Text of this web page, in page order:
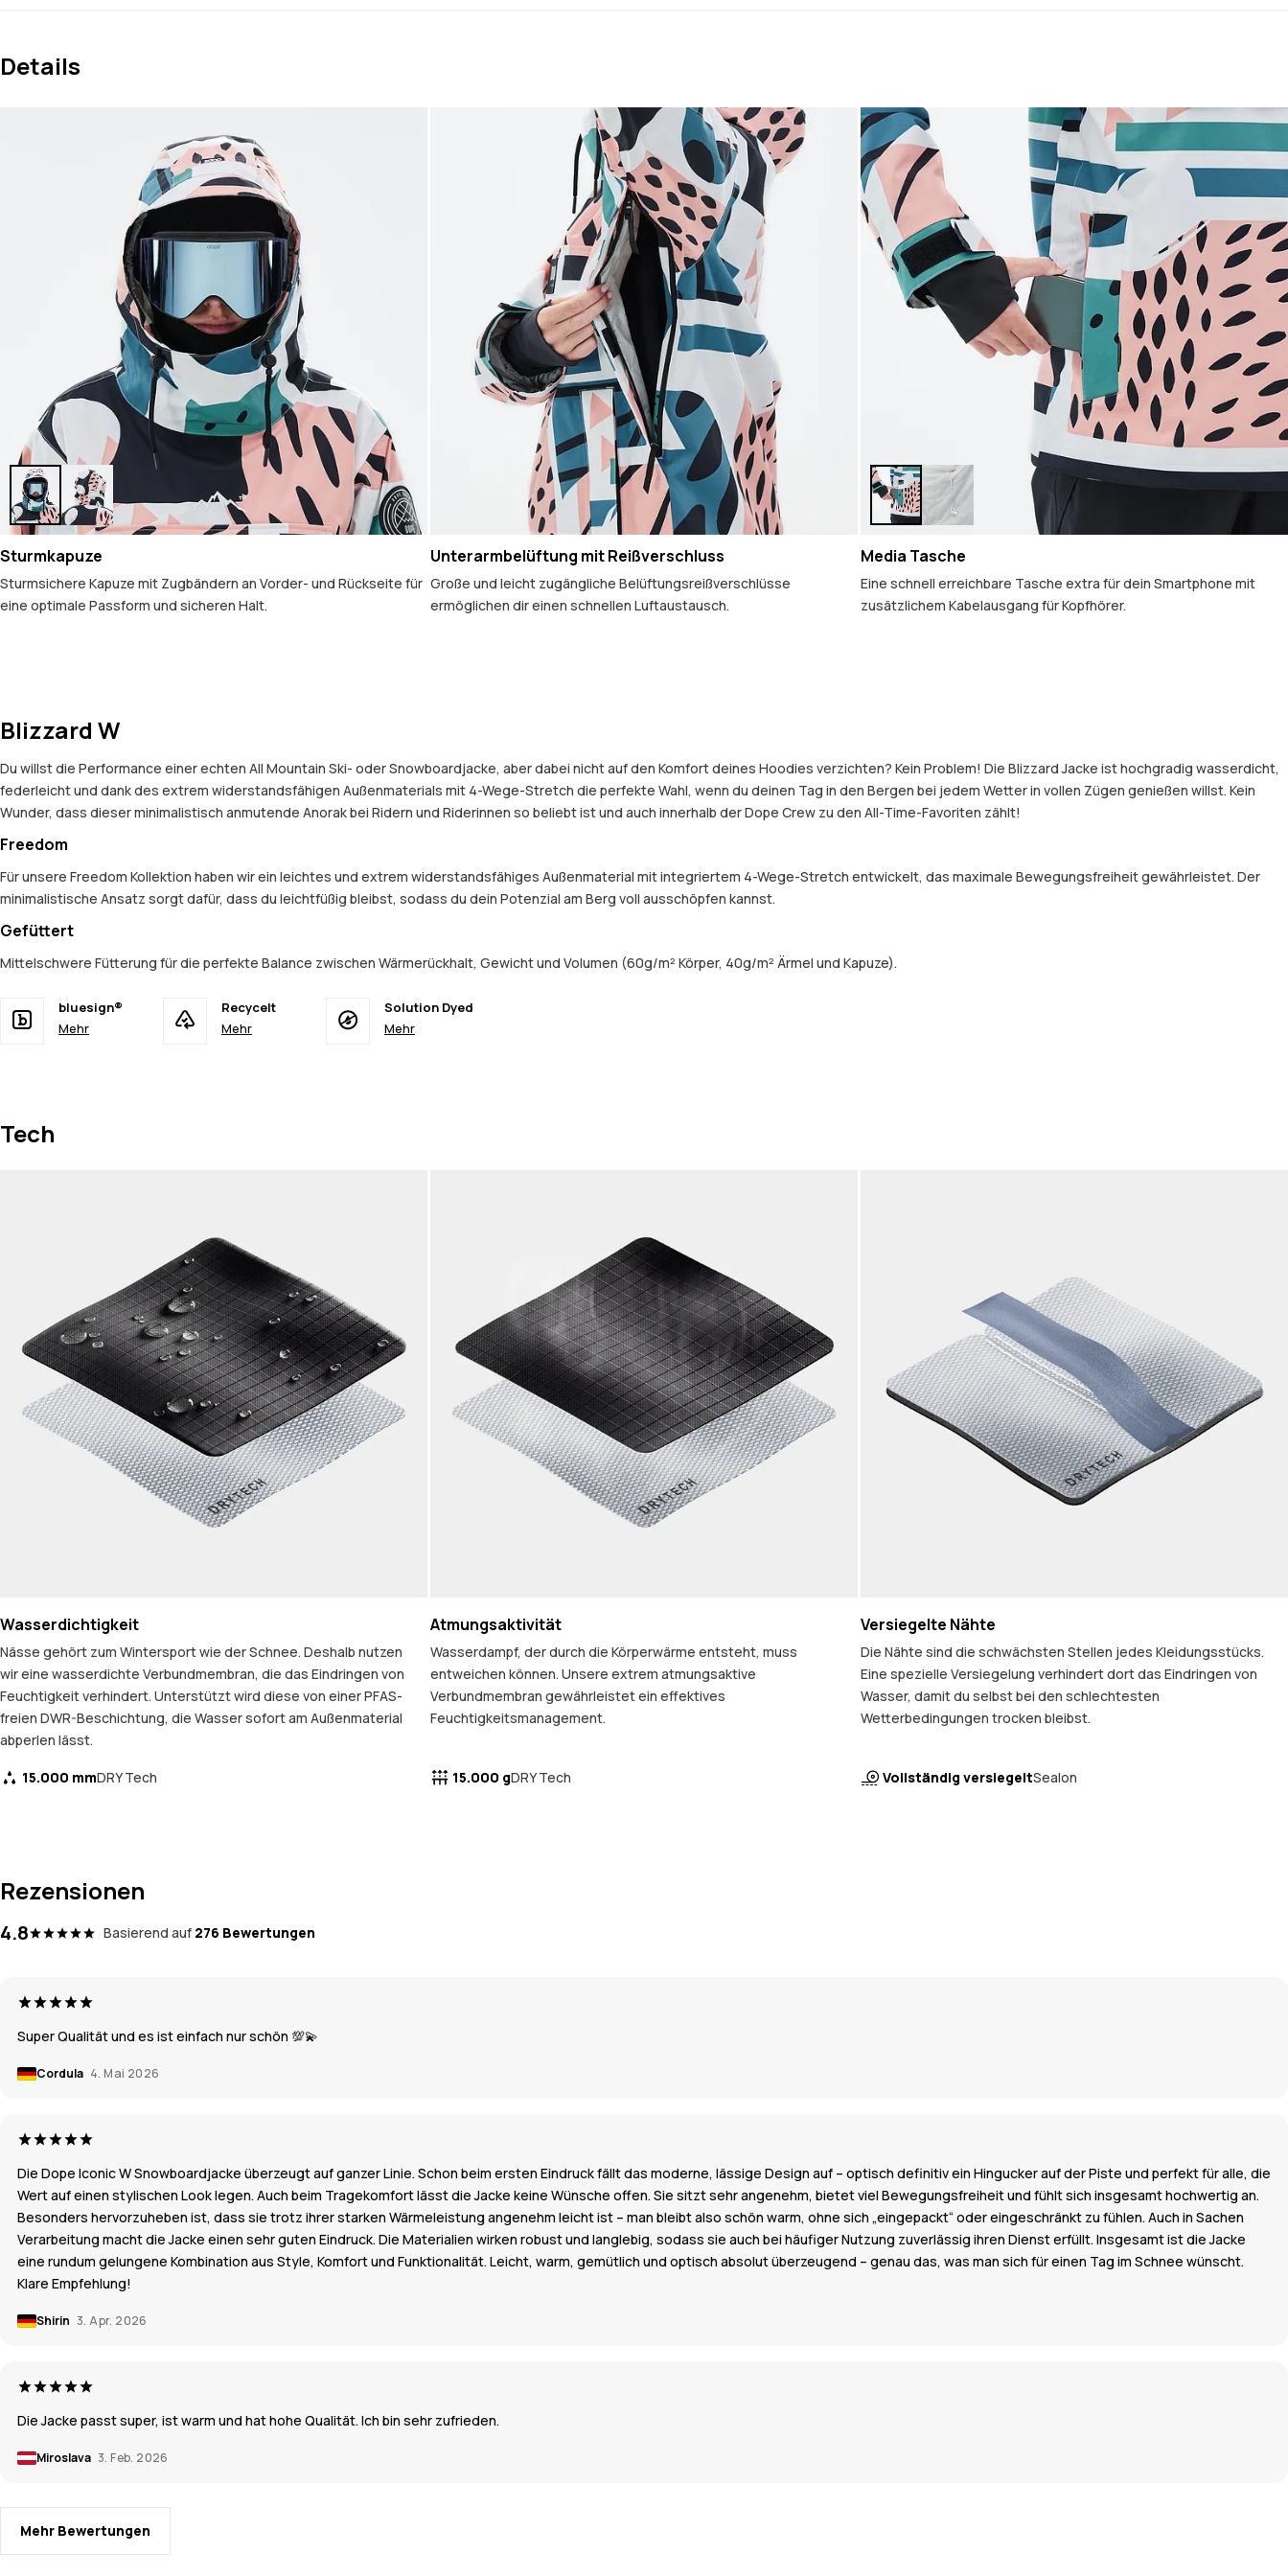
Details
Sturmkapuze
Sturmsichere Kapuze mit Zugbändern an Vorder- und Rückseite für
eine optimale Passform und sicheren Halt.
Unterarmbelüftung mit Reißverschluss
Große und leicht zugängliche Belüftungsreißverschlüsse
ermöglichen dir einen schnellen Luftaustausch.
Media Tasche
Eine schnell erreichbare Tasche extra für dein Smartphone mit
zusätzlichem Kabelausgang für Kopfhörer.
Blizzard W
Du willst die Performance einer echten All Mountain Ski- oder Snowboardjacke, aber dabei nicht auf den Komfort deines Hoodies verzichten? Kein Problem! Die Blizzard Jacke ist hochgradig wasserdicht,
federleicht und dank des extrem widerstandsfähigen Außenmaterials mit 4-Wege-Stretch die perfekte Wahl, wenn du deinen Tag in den Bergen bei jedem Wetter in vollen Zügen genießen willst. Kein
Wunder, dass dieser minimalistisch anmutende Anorak bei Ridern und Riderinnen so beliebt ist und auch innerhalb der Dope Crew zu den All-Time-Favoriten zählt!
Freedom
Für unsere Freedom Kollektion haben wir ein leichtes und extrem widerstandsfähiges Außenmaterial mit integriertem 4-Wege-Stretch entwickelt, das maximale Bewegungsfreiheit gewährleistet. Der
minimalistische Ansatz sorgt dafür, dass du leichtfüßig bleibst, sodass du dein Potenzial am Berg voll ausschöpfen kannst.
Gefüttert
Mittelschwere Fütterung für die perfekte Balance zwischen Wärmerückhalt, Gewicht und Volumen (60g/m² Körper, 40g/m² Ärmel und Kapuze).
bluesign®
Mehr
Recycelt
Mehr
Solution Dyed
Mehr
Tech
Wasserdichtigkeit
Nässe gehört zum Wintersport wie der Schnee. Deshalb nutzen
wir eine wasserdichte Verbundmembran, die das Eindringen von
Feuchtigkeit verhindert. Unterstützt wird diese von einer PFAS-
freien DWR-Beschichtung, die Wasser sofort am Außenmaterial
abperlen lässt.
15.000 mmDRY Tech
Atmungsaktivität
Wasserdampf, der durch die Körperwärme entsteht, muss
entweichen können. Unsere extrem atmungsaktive
Verbundmembran gewährleistet ein effektives
Feuchtigkeitsmanagement.
15.000 gDRY Tech
Versiegelte Nähte
Die Nähte sind die schwächsten Stellen jedes Kleidungsstücks.
Eine spezielle Versiegelung verhindert dort das Eindringen von
Wasser, damit du selbst bei den schlechtesten
Wetterbedingungen trocken bleibst.
Vollständig versiegeltSealon
Rezensionen
4.8 Basierend auf 276 Bewertungen
Super Qualität und es ist einfach nur schön 💯💫
Cordula 4. Mai 2026
Die Dope Iconic W Snowboardjacke überzeugt auf ganzer Linie. Schon beim ersten Eindruck fällt das moderne, lässige Design auf – optisch definitiv ein Hingucker auf der Piste und perfekt für alle, die
Wert auf einen stylischen Look legen. Auch beim Tragekomfort lässt die Jacke keine Wünsche offen. Sie sitzt sehr angenehm, bietet viel Bewegungsfreiheit und fühlt sich insgesamt hochwertig an.
Besonders hervorzuheben ist, dass sie trotz ihrer starken Wärmeleistung angenehm leicht ist – man bleibt also schön warm, ohne sich „eingepackt“ oder eingeschränkt zu fühlen. Auch in Sachen
Verarbeitung macht die Jacke einen sehr guten Eindruck. Die Materialien wirken robust und langlebig, sodass sie auch bei häufiger Nutzung zuverlässig ihren Dienst erfüllt. Insgesamt ist die Jacke
eine rundum gelungene Kombination aus Style, Komfort und Funktionalität. Leicht, warm, gemütlich und optisch absolut überzeugend – genau das, was man sich für einen Tag im Schnee wünscht.
Klare Empfehlung!
Shirin 3. Apr. 2026
Die Jacke passt super, ist warm und hat hohe Qualität. Ich bin sehr zufrieden.
Miroslava 3. Feb. 2026
Mehr Bewertungen